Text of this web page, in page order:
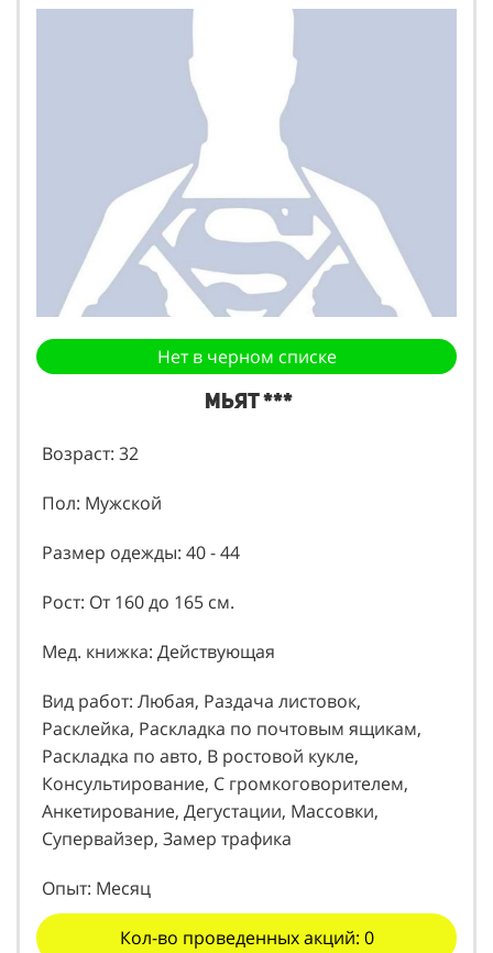
Нет в черном списке
Возраст: 32
Пол: Мужской
Размер одежды: 40 - 44
Рост: От 160 до 165 см.
Мед. книжка: Действующая
Вид работ: Любая, Раздача листовок,
Расклейка, Раскладка по почтовым ящикам,
Раскладка по авто, В ростовой кукле,
Консультирование, С громкоговорителем,
Анкетирование, Дегустации, Массовки,
Супервайзер, Замер трафика
Опыт: Месяц